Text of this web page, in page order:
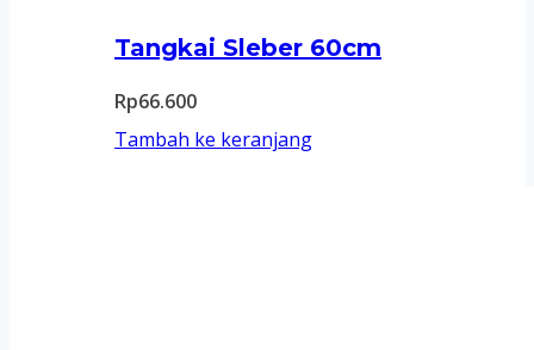
Tangkai Sleber 60cm
Rp66.600
Tambah ke keranjang